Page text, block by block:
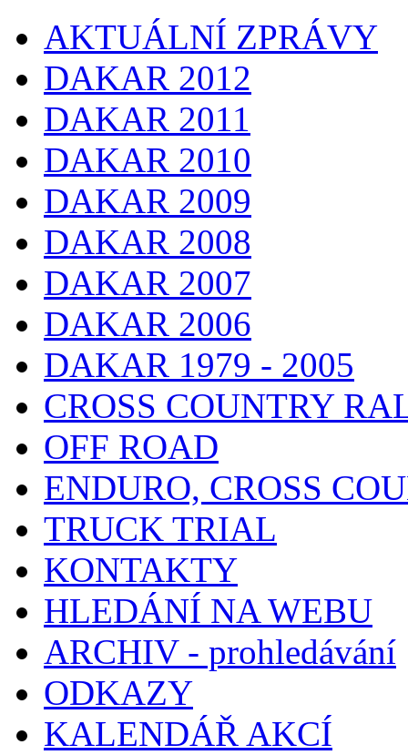
AKTUÁLNÍ ZPRÁVY
DAKAR 2012
DAKAR 2011
DAKAR 2010
DAKAR 2009
DAKAR 2008
DAKAR 2007
DAKAR 2006
DAKAR 1979 - 2005
CROSS COUNTRY
OFF ROAD
ENDURO, CROSS
TRUCK TRIAL
KONTAKTY
HLEDÁNÍ NA WEBU
ARCHIV - prohledávání
ODKAZY
KALENDÁŘ AKCÍ